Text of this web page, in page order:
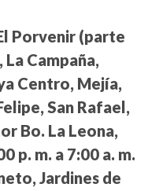
Porvenir (parte
Campaña,
Centro, Mejía,
San Rafael,
Bo. La Leona,
p. m. a 7:00 a. m.
Jardines de